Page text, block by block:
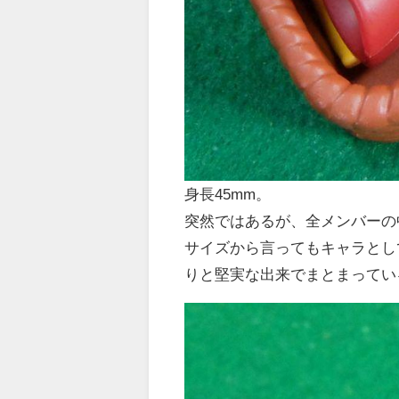
身長45mm。
突然ではあるが、全メンバー
サイズから言ってもキャラと
りと堅実な出来でまとまって